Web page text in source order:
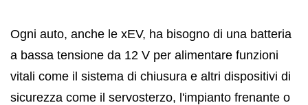
Ogni auto, anche le xEV, ha bisogno di una batteria
a bassa tensione da 12 V per alimentare funzioni
vitali come il sistema di chiusura e altri dispositivi di
sicurezza come il servosterzo, l'impianto frenante o